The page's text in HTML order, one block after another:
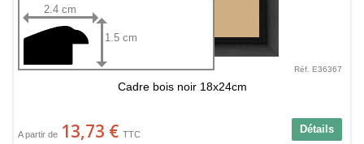
2.4 cm
1.5 cm
Réf. E36367
Cadre bois noir 18x24cm
Détails
A partir de 13,73 € TTC